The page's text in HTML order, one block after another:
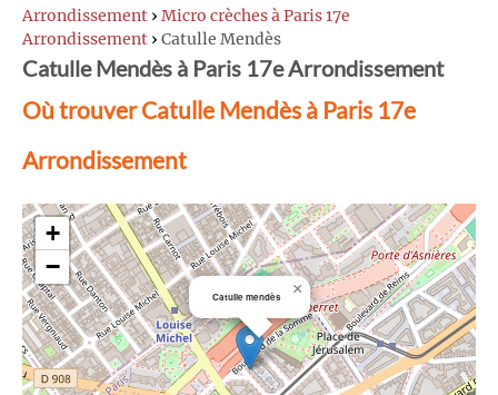
Arrondissement › Micro crèches à Paris 17e
Arrondissement › Catulle Mendès
Catulle Mendès à Paris 17e Arrondissement
Où trouver Catulle Mendès à Paris 17e
Arrondissement
Catulle mendès ×
+
−